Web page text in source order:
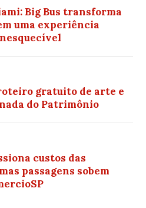
Big Bus transforma
uma experiência
gratuito de arte e
do Patrimônio
custos das
passagens sobem